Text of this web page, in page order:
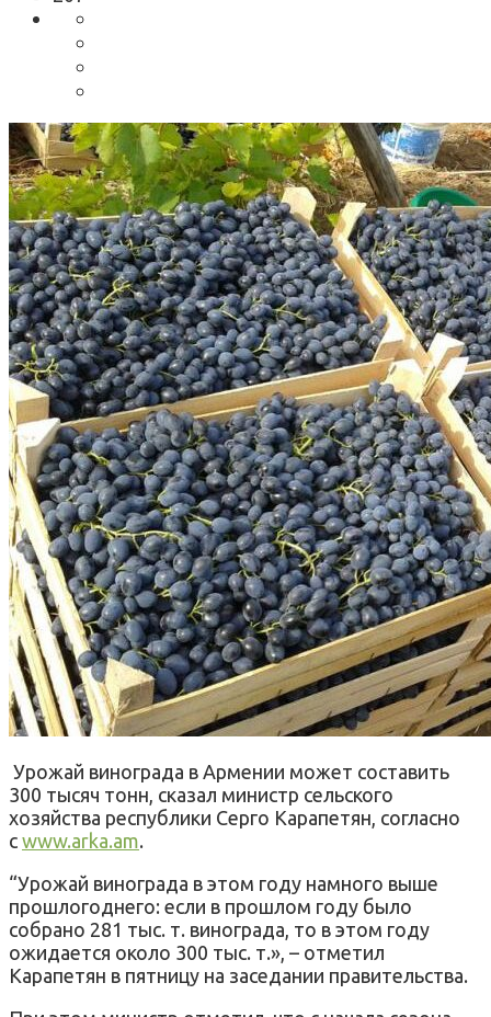
Урожай винограда в Армении может составить
300 тысяч тонн, сказал министр сельского
хозяйства республики Серго Карапетян, согласно
с www.arka.am.
“Урожай винограда в этом году намного выше
прошлогоднего: если в прошлом году было
собрано 281 тыс. т. винограда, то в этом году
ожидается около 300 тыс. т.», – отметил
Карапетян в пятницу на заседании правительства.